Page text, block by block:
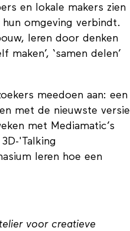
en lokale makers zien
hun omgeving verbindt.
leren door denken
‘samen delen’
meedoen aan: een
met de nieuwste versie
met Mediamatic’s
'Talking
leren hoe een
voor creatieve